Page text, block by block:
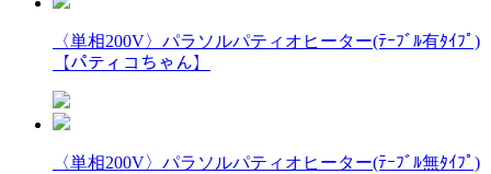
〈単相200V〉パラソルパティオヒーター(ﾃｰﾌﾞﾙ有ﾀｲﾌﾟ)
【パティコちゃん】
〈単相200V〉パラソルパティオヒーター(ﾃｰﾌﾞﾙ無ﾀｲﾌﾟ)